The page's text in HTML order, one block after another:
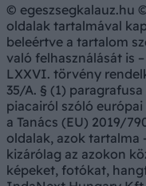
© egeszsegkalauz.hu
oldalak tartalmával
beleértve a tartalom
való felhasználását is
LXXVI. törvény
35/A. § (1)
piacairól szóló
a Tanács (EU) 2019/
oldalak, azok tartalma
kizárólag az azokon
képeket, fotókat,